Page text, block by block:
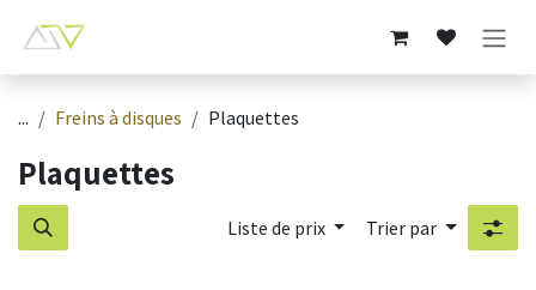
... Freins à disques Plaquettes
Plaquettes
Liste de prix Trier par